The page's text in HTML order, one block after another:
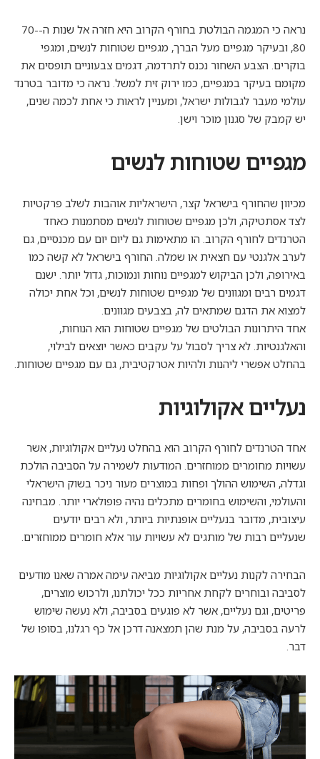
נראה כי המגמה הבולטת בחורף הקרוב היא חזרה אל שנות ה-70-
80, ובעיקר מגפיים מעל הברך, מגפיים שטוחות לנשים, ומגפי
בוקרים. הצבע השחור נכנס לתרדמה, דגמים צבעוניים תופסים את
מקומם בעיקר במגפיים, כמו ירוק זית למשל. נראה כי מדובר בטרנד
עולמי מעבר לגבולות ישראל, ומעניין לראות כי אחת לכמה שנים,
יש קמבק של סגנון מוכר וישן.
מגפיים שטוחות לנשים
מכיוון שהחורף בישראל קצר, הישראליות אוהבות לשלב פרקטיות
לצד אסתטיקה, ולכן מגפיים שטוחות לנשים מסתמנות כאחד
הטרנדים לחורף הקרוב. הו מתאימות גם ליום יום עם מכנסיים, גם
לערב אלגנטי עם חצאית או שמלה. החורף בישראל לא קשה כמו
באירופה, ולכן הביקוש למגפיים נוחות ונמוכות, גדול יותר. ישנם
דגמים רבים ומגוונים של מגפיים שטוחות לנשים, וכל אחת יכולה
למצוא את הדגם שמתאים לה, בצבעים מגוונים.
אחד היתרונות הבולטים של מגפיים שטוחות הוא הנוחות,
והאלגנטיות. לא צריך לסבול על עקבים כאשר יוצאים לבילוי,
בהחלט אפשרי ליהנות ולהיות אטרקטיבית, גם עם מגפיים שטוחות.
נעליים אקולוגיות
אחד הטרנדים לחורף הקרוב הוא בהחלט נעליים אקולוגיות, אשר
עשויות מחומרים ממוחזרים. המודעות לשמירה על הסביבה הולכת
וגדלה, השימוש ההולך ופחות במוצרים מעור ניכר בשוק הישראלי
והעולמי, והשימוש בחומרים מתכלים נהיה פופולארי יותר. מבחינה
עיצובית, מדובר בנעליים אופנתיות ביותר, ולא רבים יודעים
שנעליים רבות של מותגים לא עשויות עור אלא חומרים ממוחזרים.
הבחירה לקנות נעליים אקולוגיות מביאה עימה אמרה שאנו מודעים
לסביבה ובוחרים לקחת אחריות ככל יכולתנו, ולרכוש מוצרים,
פריטים, וגם נעליים, אשר לא פוגעים בסביבה, ולא נעשה שימוש
לרעה בסביבה, על מנת שהן תמצאנה דרכן אל כף רגלנו, בסופו של
דבר.